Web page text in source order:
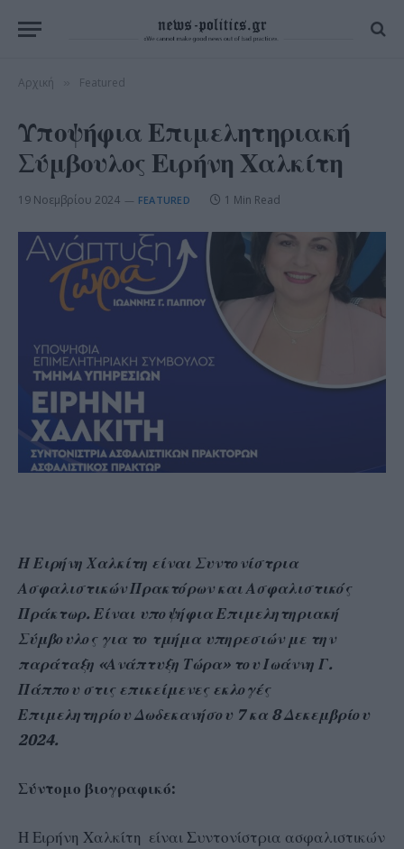
Αρχική Featured
Υποψήφια Επιμελητηριακή
Σύμβουλος Ειρήνη Χαλκίτη
19 Νοεμβρίου 2024 FEATURED 1 Min Read
Η Ειρήνη Χαλκίτη είναι Συντονίστρια
Ασφαλιστικών Πρακτόρων και Ασφαλιστικός
Πράκτωρ. Είναι υποψήφια Επιμελητηριακή
Σύμβουλος για το τμήμα υπηρεσιών με την
παράταξη «Ανάπτυξη Τώρα» του Ιωάννη Γ.
Πάππου στις επικείμενες εκλογές
Επιμελητηρίου Δωδεκανήσου 7 κα 8 Δεκεμβρίου
2024.
Σύντομο βιογραφικό:
Η Ειρήνη Χαλκίτη είναι Συντονίστρια ασφαλιστικών